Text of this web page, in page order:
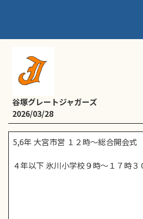
谷塚グレートジャガーズ
2026/03/28
5,6年 大宮市営 １２時～総合開会式
４年以下 氷川小学校９時～１７時３